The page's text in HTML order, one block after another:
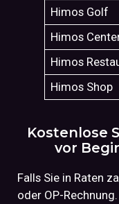
Himos Golf
Himos
Himos
Himos Shop
Kostenlose
vor
Falls Sie in Raten
oder OP-